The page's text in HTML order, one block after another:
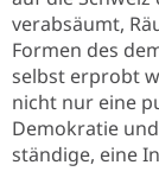
verabsäumt,
Formen des
selbst erprobt
nicht nur eine
Demokratie
ständige, eine